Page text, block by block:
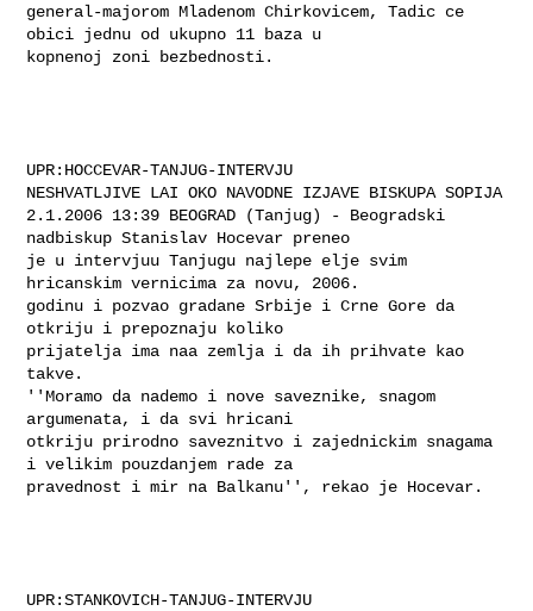
general-majorom Mladenom Chirkovicem, Tadic ce
obici jednu od ukupno 11 baza u
kopnenoj zoni bezbednosti.
UPR:HOCCEVAR-TANJUG-INTERVJU
NESHVATLJIVE LAI OKO NAVODNE IZJAVE BISKUPA SOPIJA
2.1.2006 13:39 BEOGRAD (Tanjug) - Beogradski
nadbiskup Stanislav Hocevar preneo
je u intervjuu Tanjugu najlepe elje svim
hricanskim vernicima za novu, 2006.
godinu i pozvao gradane Srbije i Crne Gore da
otkriju i prepoznaju koliko
prijatelja ima naa zemlja i da ih prihvate kao
takve.
''Moramo da nademo i nove saveznike, snagom
argumenata, i da svi hricani
otkriju prirodno saveznitvo i zajednickim snagama
i velikim pouzdanjem rade za
pravednost i mir na Balkanu'', rekao je Hocevar.
UPR:STANKOVICH-TANJUG-INTERVJU